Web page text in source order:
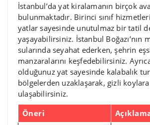
İstanbul’da yat kiralamanın birçok
bulunmaktadır. Birinci sınıf
yatlar sayesinde unutulmaz bir tatil
yaşayabilirsiniz. İstanbul Boğazı’nın
sularında seyahat ederken, şehrin
manzaralarını keşfedebilirsiniz.
olduğunuz yat sayesinde kalabalık
bölgelerden uzaklaşarak, gizli
ulaşabilirsiniz.
Öneri